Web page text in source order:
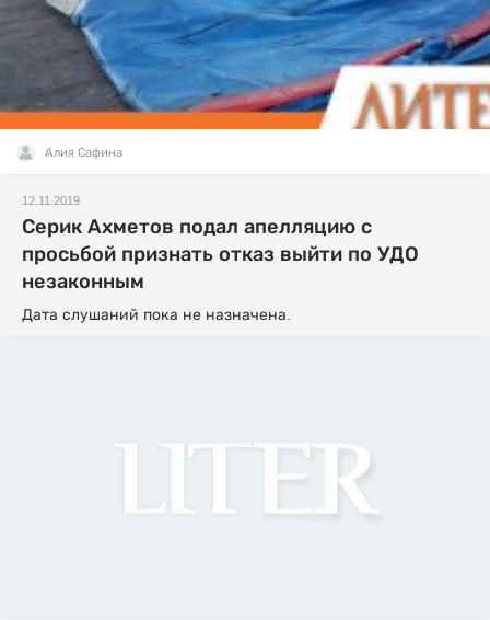
Алия Сафина
12.11.2019
Серик Ахметов подал апелляцию с
просьбой признать отказ выйти по УДО
незаконным
Дата слушаний пока не назначена.